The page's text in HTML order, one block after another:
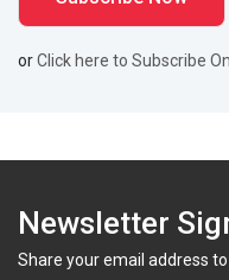
orClick here to Subscribe
Newsletter
Share your email address